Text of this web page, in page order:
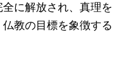
に解放され、真理を
教の目標を象徴する